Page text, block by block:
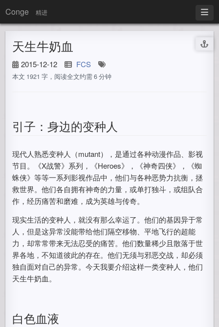
Conge 精进
天生牛奶血
2015-12-12 FCS
本文 1921 字，阅读全文约需 6 分钟
引子：身边的变种人
现代人熟悉变种人（mutant），是通过各种动漫作品、影视
节目。《X战警》系列，《Heroes》，《神奇四侠》，《蜘
蛛侠》等等一系列影视作品中，他们与各种恶势力抗衡，拯
救世界。他们各自拥有神奇的力量，或单打独斗，或组队合
作，经历痛苦和磨难，成为英雄与传奇。
现实生活的变种人，就没有那么幸运了。他们的基因异于常
人，但是这异常没能带给他们隔空移物、平地飞行的超能
力，却常常带来无法忍受的痛苦。他们数量稀少且散落于世
界各地，不知道彼此的存在。他们无须与邪恶交战，却必须
独自面对自己的异常。今天我要介绍这样一类变种人，他们
天生牛奶血。
白色血液